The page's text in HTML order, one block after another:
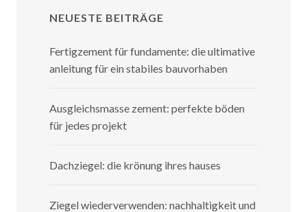
NEUESTE BEITRÄGE
Fertigzement für fundamente: die ultimative
anleitung für ein stabiles bauvorhaben
Ausgleichsmasse zement: perfekte böden
für jedes projekt
Dachziegel: die krönung ihres hauses
Ziegel wiederverwenden: nachhaltigkeit und